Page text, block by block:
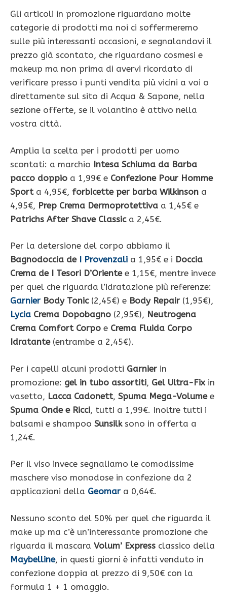
Gli articoli in promozione riguardano molte
categorie di prodotti ma noi ci soffermeremo
sulle più interessanti occasioni, e segnalandovi il
prezzo già scontato, che riguardano cosmesi e
makeup ma non prima di avervi ricordato di
verificare presso i punti vendita più vicini a voi o
direttamente sul sito di Acqua & Sapone, nella
sezione offerte, se il volantino è attivo nella
vostra città.
Amplia la scelta per i prodotti per uomo
scontati: a marchio Intesa Schiuma da Barba
pacco doppio a 1,99€ e Confezione Pour Homme
Sporta 4,95€, forbicette per barba Wilkinson a
4,95€, Prep Crema Dermoprotettiva a 1,45€ e
Patrichs After Shave Classica 2,45€.
Per la detersione del corpo abbiamo il
Bagnodoccia de I Provenzali a 1,95€ e i Doccia
Crema de I Tesori D’Orientee 1,15€, mentre invece
per quel che riguarda l’idratazione più referenze:
Garnier Body Tonic(2,45€) e Body Repair (1,95€),
Lycia Crema Dopobagno (2,95€), Neutrogena
Crema Comfort Corpo e Crema Fluida Corpo
Idratante(entrambe a 2,45€).
Per i capelli alcuni prodotti Garnier in
promozione: gel in tubo assortiti, Gel Ultra-Fix in
vasetto, Lacca Cadonett, Spuma Mega-Volumee
Spuma Onde e Ricci, tutti a 1,99€. Inoltre tutti i
balsami e shampoo Sunsilksono in offerta a
1,24€.
Per il viso invece segnaliamo le comodissime
maschere viso monodose in confezione da 2
applicazioni della Geomar a 0,64€.
Nessuno sconto del 50% per quel che riguarda il
make up ma c’è un’interessante promozione che
riguarda il mascara Volum’ Express classico della
Maybelline, in questi giorni è infatti venduto in
confezione doppia al prezzo di 9,50€ con la
formula 1 + 1 omaggio.